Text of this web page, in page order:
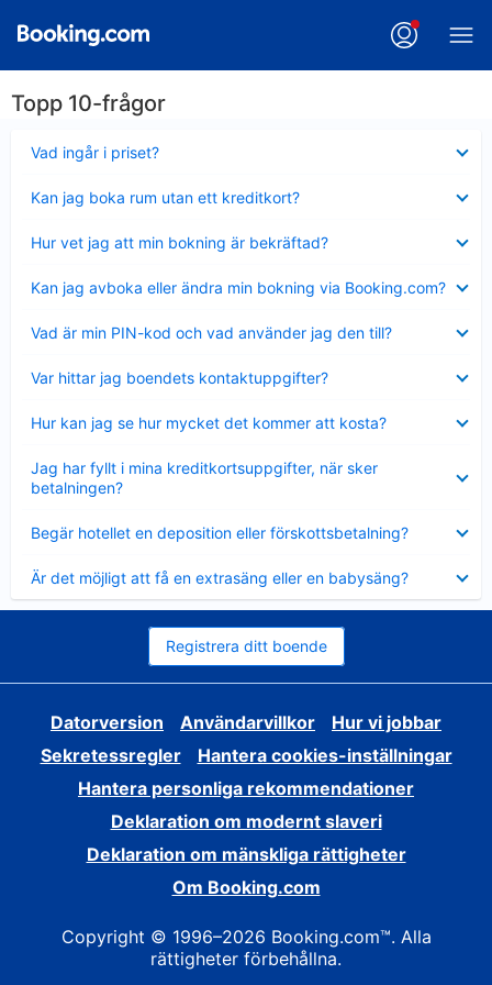
Topp 10-frågor
Vad ingår i priset?
mindre
Kan jag boka rum utan ett kreditkort?
mindre
Hur vet jag att min bokning är bekräftad?
mindre
Kan jag avboka eller ändra min bokning via Booking.com?
mindre
Vad är min PIN-kod och vad använder jag den till?
mindre
Var hittar jag boendets kontaktuppgifter?
mindre
Hur kan jag se hur mycket det kommer att kosta?
mindre
Jag har fyllt i mina kreditkortsuppgifter, när sker
betalningen?
mindre
Begär hotellet en deposition eller förskottsbetalning?
mindre
Är det möjligt att få en extrasäng eller en babysäng?
mindre
Registrera ditt boende
Datorversion Användarvillkor
Hur vi jobbar
Sekretessregler
Hantera cookies-inställningar
Hantera personliga rekommendationer
Deklaration om modernt slaveri
Deklaration om mänskliga rättigheter
Om Booking.com
Copyright © 1996–2026 Booking.com™. Alla
rättigheter förbehållna.